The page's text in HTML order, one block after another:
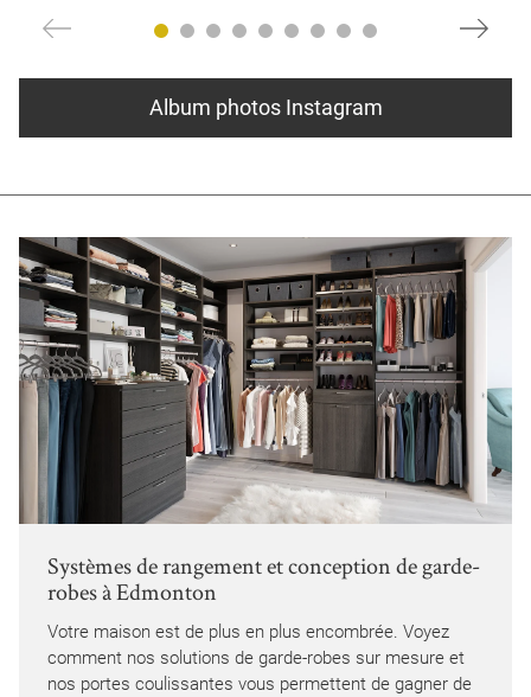
Album photos Instagram
Systèmes de rangement et conception de garde-
robes à Edmonton
Votre maison est de plus en plus encombrée. Voyez
comment nos solutions de garde-robes sur mesure et
nos portes coulissantes vous permettent de gagner de